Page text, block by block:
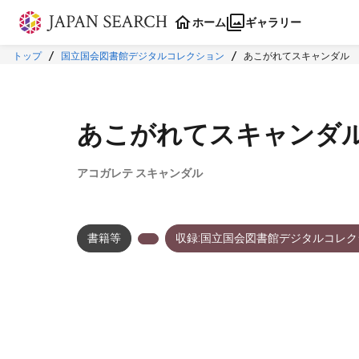
本文に飛ぶ
ホーム ギャラリー
トップ 国立国会図書館デジタルコレクション あこがれてスキャンダル
あこがれてスキャンダ
アコガレテ スキャンダル
書籍等 収録:国立国会図書館デジタルコレ